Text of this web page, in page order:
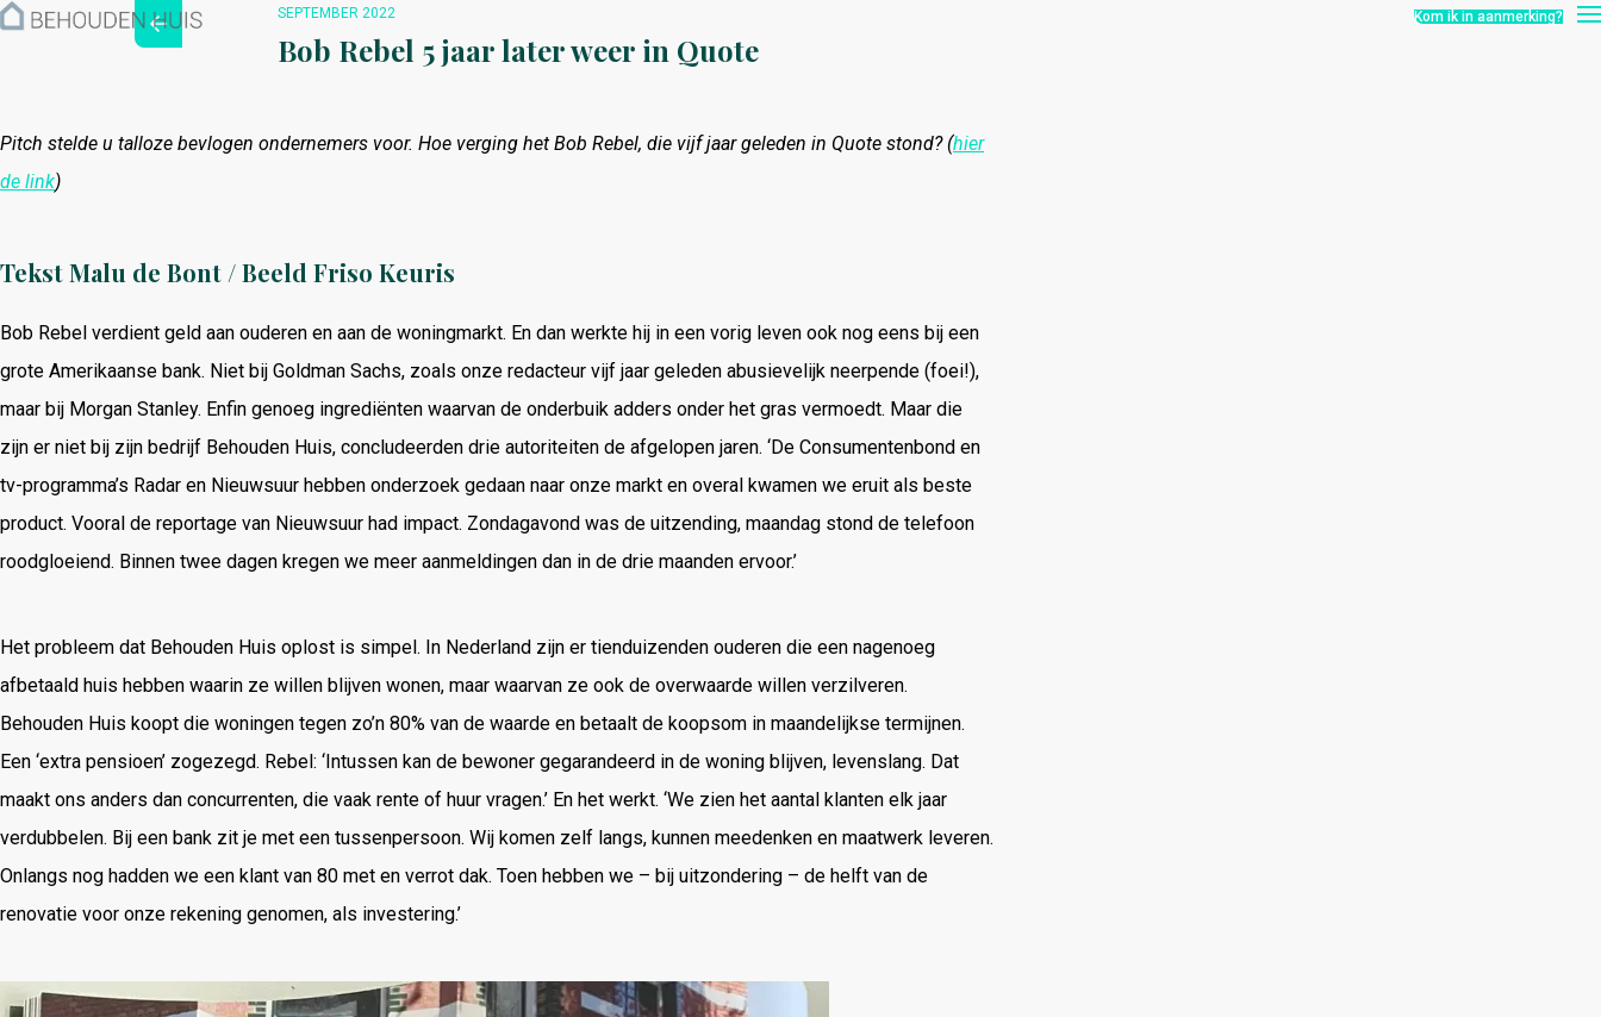
Hoe werkt het?
Kom ik in aanmerking?
SEPTEMBER 2022
Bob Rebel 5 jaar later weer in Quote
Pitch stelde u talloze bevlogen ondernemers voor. Hoe verging het Bob Rebel, die vijf jaar geleden in Quote stond? (hier
de link)
Tekst Malu de Bont / Beeld Friso Keuris
Bob Rebel verdient geld aan ouderen en aan de woningmarkt. En dan werkte hij in een vorig leven ook nog eens bij een
grote Amerikaanse bank. Niet bij Goldman Sachs, zoals onze redacteur vijf jaar geleden abusievelijk neerpende (foei!),
maar bij Morgan Stanley. Enfin genoeg ingrediënten waarvan de onderbuik adders onder het gras vermoedt. Maar die
zijn er niet bij zijn bedrijf Behouden Huis, concludeerden drie autoriteiten de afgelopen jaren. ‘De Consumentenbond en
tv-programma’s Radar en Nieuwsuur hebben onderzoek gedaan naar onze markt en overal kwamen we eruit als beste
product. Vooral de reportage van Nieuwsuur had impact. Zondagavond was de uitzending, maandag stond de telefoon
roodgloeiend. Binnen twee dagen kregen we meer aanmeldingen dan in de drie maanden ervoor.’
Het probleem dat Behouden Huis oplost is simpel. In Nederland zijn er tienduizenden ouderen die een nagenoeg
afbetaald huis hebben waarin ze willen blijven wonen, maar waarvan ze ook de overwaarde willen verzilveren.
Behouden Huis koopt die woningen tegen zo’n 80% van de waarde en betaalt de koopsom in maandelijkse termijnen.
Een ‘extra pensioen’ zogezegd. Rebel: ‘Intussen kan de bewoner gegarandeerd in de woning blijven, levenslang. Dat
maakt ons anders dan concurrenten, die vaak rente of huur vragen.’ En het werkt. ‘We zien het aantal klanten elk jaar
verdubbelen. Bij een bank zit je met een tussenpersoon. Wij komen zelf langs, kunnen meedenken en maatwerk leveren.
Onlangs nog hadden we een klant van 80 met en verrot dak. Toen hebben we – bij uitzondering – de helft van de
renovatie voor onze rekening genomen, als investering.’